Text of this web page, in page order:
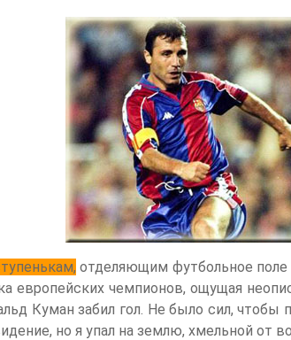
отделяющим футбольное поле
европейских чемпионов, ощущая
Куман забил гол. Не было сил, чтобы
но я упал на землю, хмельной от